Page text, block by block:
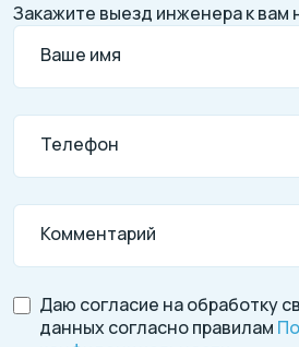
Закажите выезд инженера к вам
Ваше имя
Телефон
Комментарий
Даю согласие на обработку
данных согласно правилам